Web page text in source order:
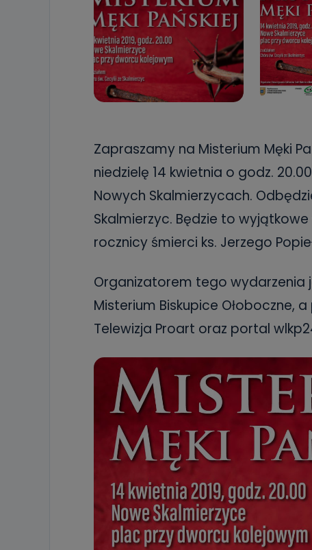
Zapraszamy na Misterium Męki
niedzielę 14 kwietnia o godz.
Nowych Skalmierzycach.
Skalmierzyc. Będzie to
rocznicy śmierci ks. Jerzego
Organizatorem tego wydarzenia
Misterium Biskupice Ołoboczne,
Telewizja Proart oraz portal